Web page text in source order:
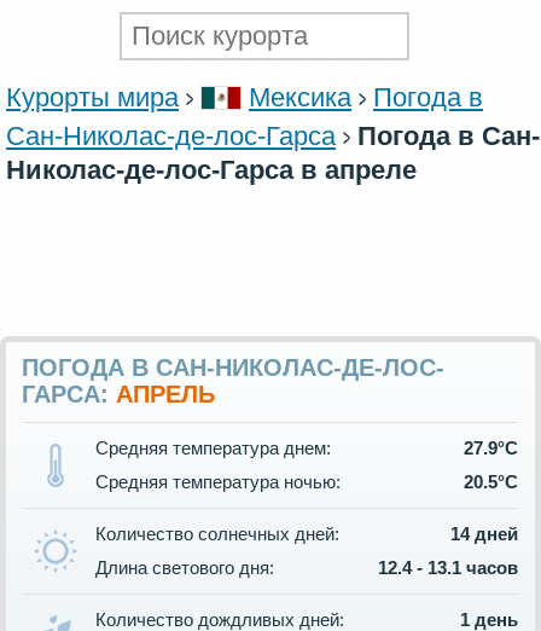
Курорты мира Мексика
Погода в
Сан-Николас-де-лос-Гарса
Погода в Сан-
Николас-де-лос-Гарса в апреле
ПОГОДА В САН-НИКОЛАС-ДЕ-ЛОС-
ГАРСА: АПРЕЛЬ
Средняя температура днем:
27.9°C
Средняя температура ночью:
20.5°C
Количество солнечных дней:
14 дней
Длина светового дня:
12.4 - 13.1 часов
Количество дождливых дней:
1 день